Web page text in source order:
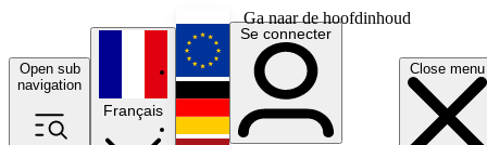
Ga naar de hoofdinhoud
Open sub
navigation
Close menu
Français
English
Deutsch
Se connecter